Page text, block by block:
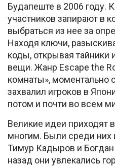
Будапеште в 2006 году.
участников запирают в
выбраться из нее за
Находя ключи,
коды, открывая
вещи. Жанр Escape the
комнаты», моментально
захвалил игроков в
потом и почти во всем
Великие идеи приходят
многим. Были среди них
Тимур Кадыров и
назад они увлекались